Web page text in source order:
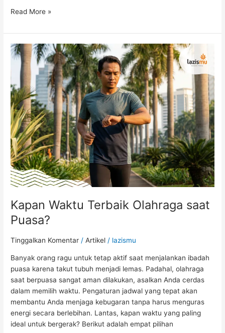
Read More »
Kapan Waktu Terbaik Olahraga saat
Puasa?
Tinggalkan Komentar /Artikel / lazismu
Banyak orang ragu untuk tetap aktif saat menjalankan ibadah
puasa karena takut tubuh menjadi lemas. Padahal, olahraga
saat berpuasa sangat aman dilakukan, asalkan Anda cerdas
dalam memilih waktu. Pengaturan jadwal yang tepat akan
membantu Anda menjaga kebugaran tanpa harus menguras
energi secara berlebihan. Lantas, kapan waktu yang paling
ideal untuk bergerak? Berikut adalah empat pilihan
Kapan
Waktu
Terbaik
Olahraga
saat
Puasa?